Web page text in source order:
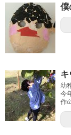
僕
幼
今
作